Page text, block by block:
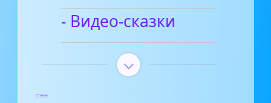
- Видео-сказки
Статьи